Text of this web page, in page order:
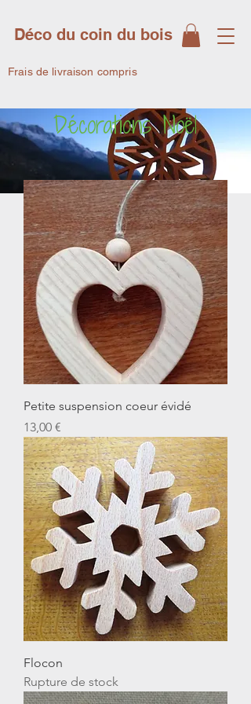
Déco du coin du bois
Frais de livraison compris
Décorations Noël
Petite suspension coeur évidé
Prix
13,00 €
Flocon
Rupture de stock